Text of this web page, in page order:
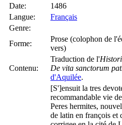
Date:
1486
Langue:
Français
Genre:
Forme:
Prose (colophon de
vers)
Contenu:
Traduction de l'
De vita sanctorum
d'Aquilée.
[S']ensuit la tres
recommandable vie
Peres hermites,
de latin en françois et